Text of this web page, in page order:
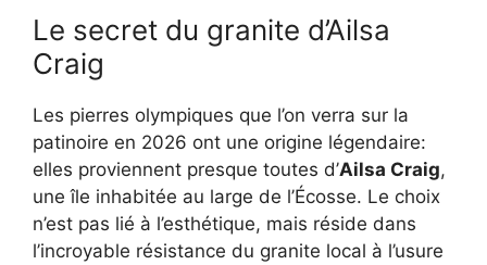
Le secret du granite d’Ailsa
Craig
Les pierres olympiques que l’on verra sur la
patinoire en 2026 ont une origine légendaire:
elles proviennent presque toutes d’Ailsa Craig,
une île inhabitée au large de l’Écosse. Le choix
n’est pas lié à l’esthétique, mais réside dans
l’incroyable résistance du granite local à l’usure